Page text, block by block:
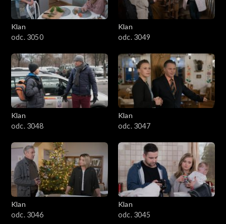
Klan
odc. 3050
Klan
odc. 3049
Klan
odc. 3048
Klan
odc. 3047
Klan
odc. 3046
Klan
odc. 3045